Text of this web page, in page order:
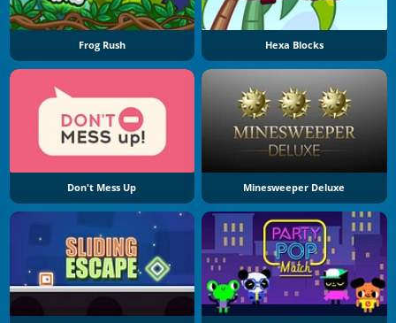
Frog Rush Hexa Blocks
Don't Mess Up Minesweeper Deluxe